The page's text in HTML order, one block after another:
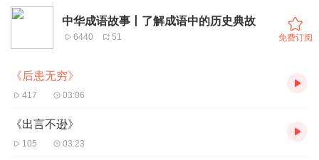
02:05 行为的连锁反应：过度开发自然资源与气候变暖的因
中华成语故事丨了解成语中的历史典故
6440 51 免费订阅
《后患无穷》
417 03:06
《出言不逊》
105 03:23